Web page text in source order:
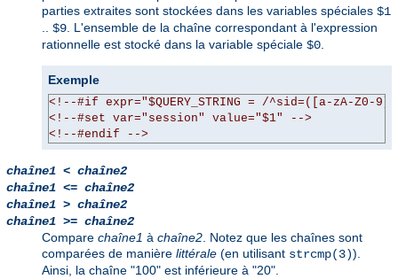
parties extraites sont stockées dans les variables spéciales $1
$9 . L'ensemble de la chaîne correspondant à l'expression
rationnelle est stocké dans la variable spéciale $0
Exemple
<!--#if expr="$QUERY_STRING = /^sid=([a-zA-Z0-
<!--#set var="session" value="$1" -->
<!--#endif -->
chaîne1 < chaîne2
chaîne1 <= chaîne2
chaîne1 > chaîne2
chaîne1 >= chaîne2
Compare chaîne1 à chaîne2 . Notez que les chaînes sont
comparées de manière littérale (en utilisant strcmp(3)).
Ainsi, la chaîne "100" est inférieure à "20".